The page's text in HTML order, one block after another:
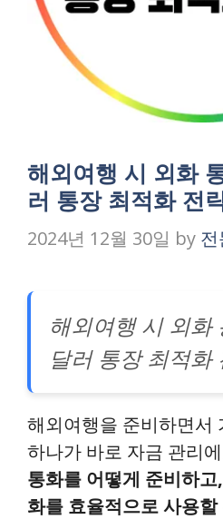
해외여행 시 외화
러 통장 최적화 전
2024년 12월 30일 by
해외여행 시 외화
달러 통장 최적화
해외여행을 준비하면서
하나가 바로 자금 관리
통화를 어떻게 준비하
화를 효율적으로 사용